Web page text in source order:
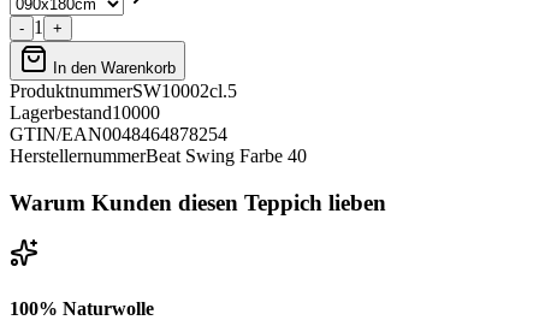
- 1 +
In den Warenkorb
ProduktnummerSW10002cl.5
Lagerbestand10000
GTIN/EAN0048464878254
HerstellernummerBeat Swing Farbe 40
Warum Kunden diesen Teppich lieben
100% Naturwolle